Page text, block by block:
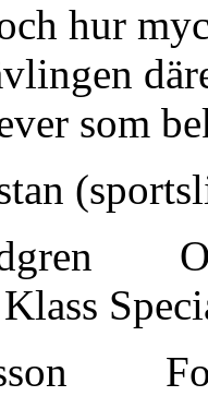
hur
som